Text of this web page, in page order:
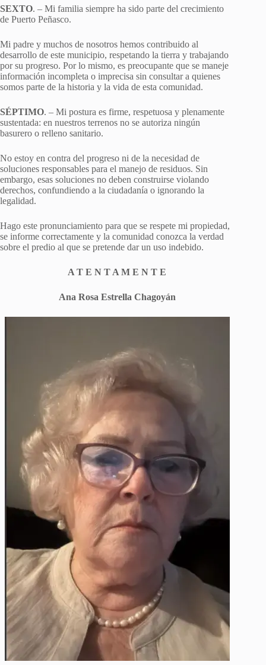
SEXTO. – Mi familia siempre ha sido parte del crecimiento
de Puerto Peñasco.
Mi padre y muchos de nosotros hemos contribuido al
desarrollo de este municipio, respetando la tierra y trabajando
por su progreso. Por lo mismo, es preocupante que se maneje
información incompleta o imprecisa sin consultar a quienes
somos parte de la historia y la vida de esta comunidad.
SÉPTIMO. – Mi postura es firme, respetuosa y plenamente
sustentada: en nuestros terrenos no se autoriza ningún
basurero o relleno sanitario.
No estoy en contra del progreso ni de la necesidad de
soluciones responsables para el manejo de residuos. Sin
embargo, esas soluciones no deben construirse violando
derechos, confundiendo a la ciudadanía o ignorando la
legalidad.
Hago este pronunciamiento para que se respete mi propiedad,
se informe correctamente y la comunidad conozca la verdad
sobre el predio al que se pretende dar un uso indebido.
A T E N T A M E N T E
Ana Rosa Estrella Chagoyán